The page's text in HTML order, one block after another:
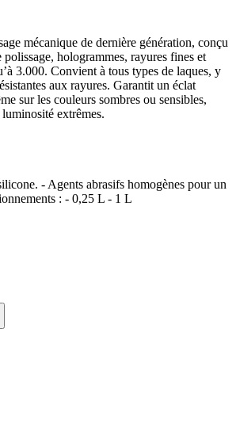
mécanique de dernière génération, conçu
hologrammes, rayures fines et
3.000. Convient à tous types de laques, y
aux rayures. Garantit un éclat
sur les couleurs sombres ou sensibles,
extrêmes.
- Agents abrasifs homogènes pour un
: - 0,25 L - 1 L